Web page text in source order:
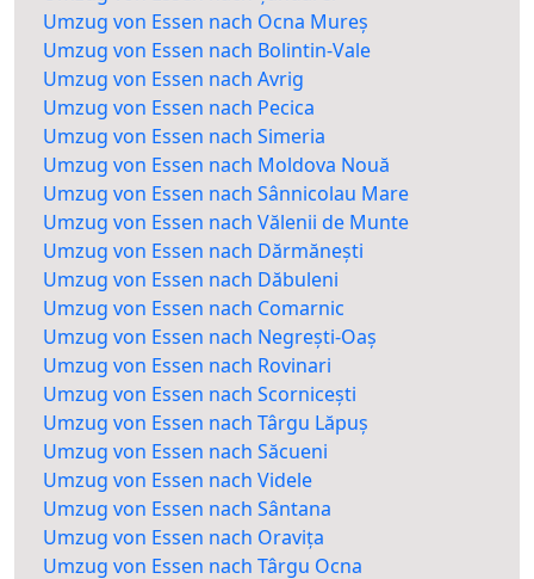
Umzug von Essen nach Ocna Mureș
Umzug von Essen nach Bolintin-Vale
Umzug von Essen nach Avrig
Umzug von Essen nach Pecica
Umzug von Essen nach Simeria
Umzug von Essen nach Moldova Nouă
Umzug von Essen nach Sânnicolau Mare
Umzug von Essen nach Vălenii de Munte
Umzug von Essen nach Dărmănești
Umzug von Essen nach Dăbuleni
Umzug von Essen nach Comarnic
Umzug von Essen nach Negrești-Oaș
Umzug von Essen nach Rovinari
Umzug von Essen nach Scornicești
Umzug von Essen nach Târgu Lăpuș
Umzug von Essen nach Săcueni
Umzug von Essen nach Videle
Umzug von Essen nach Sântana
Umzug von Essen nach Oravița
Umzug von Essen nach Târgu Ocna